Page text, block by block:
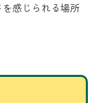
感じられる場所